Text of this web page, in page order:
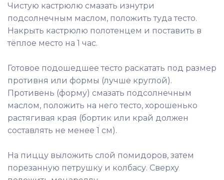
Чистую кастрюлю смазать изнутри
подсолнечным маслом, положить туда тесто.
Накрыть кастрюлю полотенцем и поставить в
тёплое место на 1 час.
Готовое подошедшее тесто раскатать под размер
противня или формы (лучше круглой).
Противень (форму) смазать подсолнечным
маслом, положить на него тесто, хорошенько
растягивая края (бортик или край должен
составлять не менее 1 см).
На пиццу выложить слой помидоров, затем
порезанную петрушку и колбасу. Сверху